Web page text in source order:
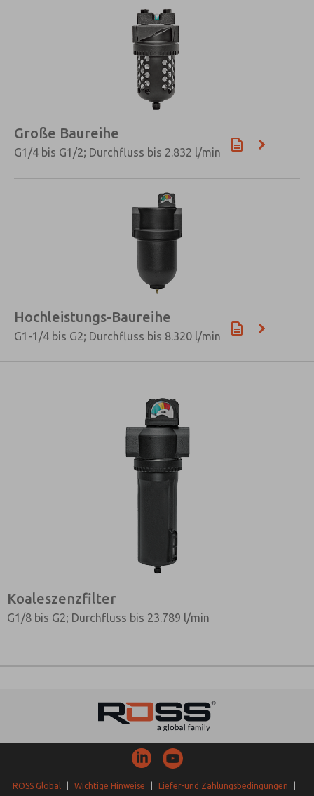
Große Baureihe
G1/4 bis G1/2; Durchfluss bis 2.832 l/min
Hochleistungs-Baureihe
G1-1/4 bis G2; Durchfluss bis 8.320 l/min
Koaleszenzfilter
G1/8 bis G2; Durchfluss bis 23.789 l/min
ROSS Global Wichtige Hinweise Liefer-und Zahlungsbedingungen